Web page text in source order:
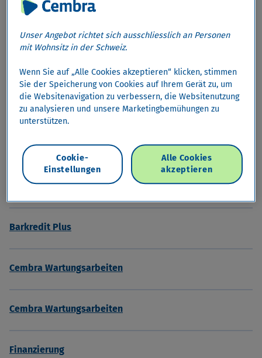
Kontakt per E-Mail
Telefonnummern
Termin vereinbaren
Kredite
Barkredit
Barkredit Plus
Cembra Wartungsarbeiten
Cembra Wartungsarbeiten
Finanzierung
Unser Angebot richtet sich ausschliesslich an Personen
mit Wohnsitz in der Schweiz.
Wenn Sie auf „Alle Cookies akzeptieren“ klicken, stimmen
Sie der Speicherung von Cookies auf Ihrem Gerät zu, um
die Websitenavigation zu verbessern, die Websitenutzung
zu analysieren und unsere Marketingbemühungen zu
unterstützen.
Alle Cookies
akzeptieren
Cookie-
Einstellungen